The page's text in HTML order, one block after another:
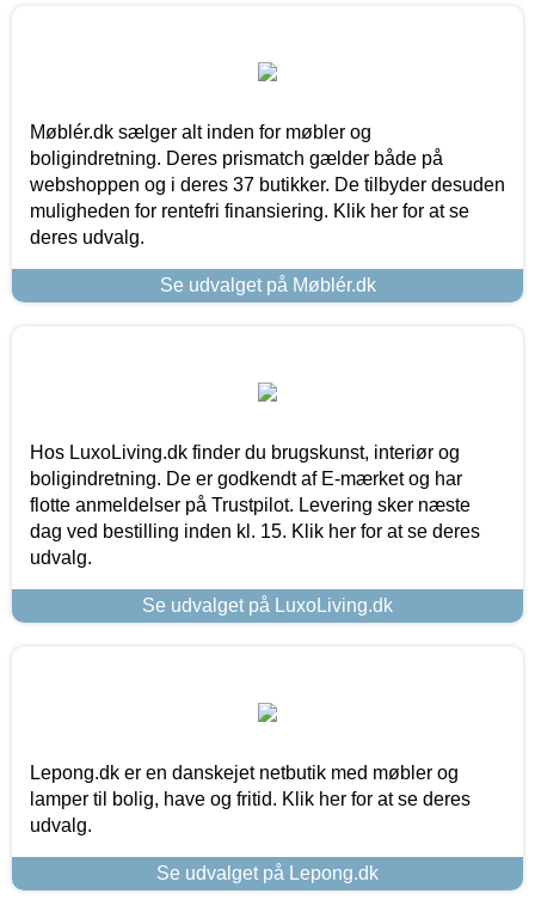
Møblér.dk sælger alt inden for møbler og
boligindretning. Deres prismatch gælder både på
webshoppen og i deres 37 butikker. De tilbyder desuden
muligheden for rentefri finansiering. Klik her for at se
deres udvalg.
Se udvalget på Møblér.dk
Hos LuxoLiving.dk finder du brugskunst, interiør og
boligindretning. De er godkendt af E-mærket og har
flotte anmeldelser på Trustpilot. Levering sker næste
dag ved bestilling inden kl. 15. Klik her for at se deres
udvalg.
Se udvalget på LuxoLiving.dk
Lepong.dk er en danskejet netbutik med møbler og
lamper til bolig, have og fritid. Klik her for at se deres
udvalg.
Se udvalget på Lepong.dk